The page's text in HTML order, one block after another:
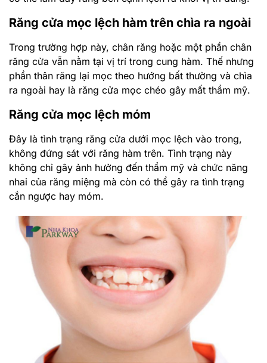
Răng cửa mọc lệch hàm trên chìa ra ngoài
Trong trường hợp này, chân răng hoặc một phần chân
răng cửa vẫn nằm tại vị trí trong cung hàm. Thế nhưng
phần thân răng lại mọc theo hướng bất thường và chìa
ra ngoài hay là răng cửa mọc chéo gây mất thẩm mỹ.
Răng cửa mọc lệch móm
Đây là tình trạng răng cửa dưới mọc lệch vào trong,
không đứng sát với răng hàm trên. Tình trạng này
không chỉ gây ảnh hưởng đến thẩm mỹ và chức năng
nhai của răng miệng mà còn có thể gây ra tình trạng
cắn ngược hay móm.